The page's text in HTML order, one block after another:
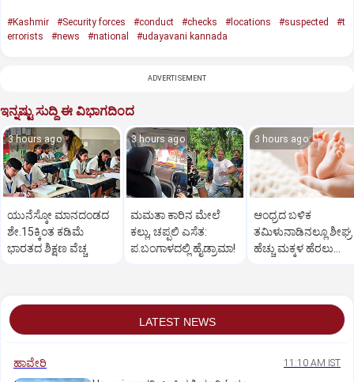
#Kashmir #Security forces #conduct #checks #locations #suspected
#t
errorists
#news #national #udayavani kannada
ADVERTISEMENT
ಇನ್ನಷ್ಟು ಸುದ್ದಿ ಈ ವಿಭಾಗದಿಂದ
3 hours ago
ಯುನೆಸ್ಕೋ ಮಾನದಂಡದ
ಶೇ.15ಕ್ಕಿಂತ ಕಡಿಮೆ
ಭಾರತದ ಶಿಕ್ಷಣ ವೆಚ್ಚ
3 hours ago
ಮಮತಾ ಕಾರಿನ ಮೇಲೆ
ಕಲ್ಲು, ಚಪ್ಪಲಿ ಎಸೆತ:
ಪ.ಬಂಗಾಳದಲ್ಲಿ ಹೈಡ್ರಾಮಾ!
3 hours ago
ಆಂಧ್ರದ ಬಳಿಕ
ತಮಿಳುನಾಡಿನಲ್ಲೂ ಶೀಘ್ರ
ಹೆಚ್ಚು ಮಕ್ಕಳ ಹೆರಲು
LATEST NEWS
ಹಾವೇರಿ 11:10 AM IST